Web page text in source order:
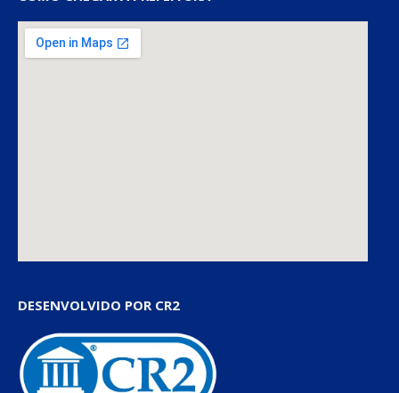
DESENVOLVIDO POR CR2